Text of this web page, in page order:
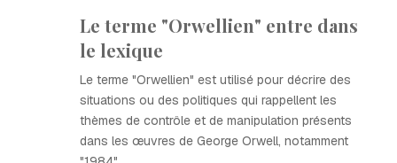
Le terme "Orwellien" entre dans
le lexique
Le terme "Orwellien" est utilisé pour décrire des
situations ou des politiques qui rappellent les
thèmes de contrôle et de manipulation présents
dans les œuvres de George Orwell, notamment